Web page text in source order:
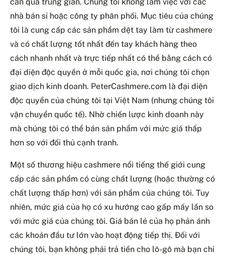
nhà bán sỉ hoặc công ty phân phối. Mục tiêu của chúng
tôi là cung cấp các sản phẩm dệt tay làm từ cashmere
và có chất lượng tốt nhất đến tay khách hàng theo
cách nhanh nhất và trực tiếp nhất có thể bằng cách có
đại diện độc quyền ở mỗi quốc gia, nơi chúng tôi chọn
giao dịch kinh doanh. PeterCashmere.com là đại diện
độc quyền của chúng tôi tại Việt Nam (nhưng chúng tôi
vận chuyển quốc tế). Nhờ chiến lược kinh doanh này
mà chúng tôi có thể bán sản phẩm với mức giá thấp
hơn so với đối thủ cạnh tranh.
Một số thương hiệu cashmere nổi tiếng thế giới cung
cấp các sản phẩm có cùng chất lượng (hoặc thường có
chất lượng thấp hơn) với sản phẩm của chúng tôi. Tuy
nhiên, mức giá của họ có xu hướng cao gấp mấy lần so
với mức giá của chúng tôi. Giá bán lẻ của họ phản ánh
các khoản đầu tư lớn vào hoạt động tiếp thị. Đối với
chúng tôi, bạn không phải trả tiền cho lô-gô mà bạn chỉ